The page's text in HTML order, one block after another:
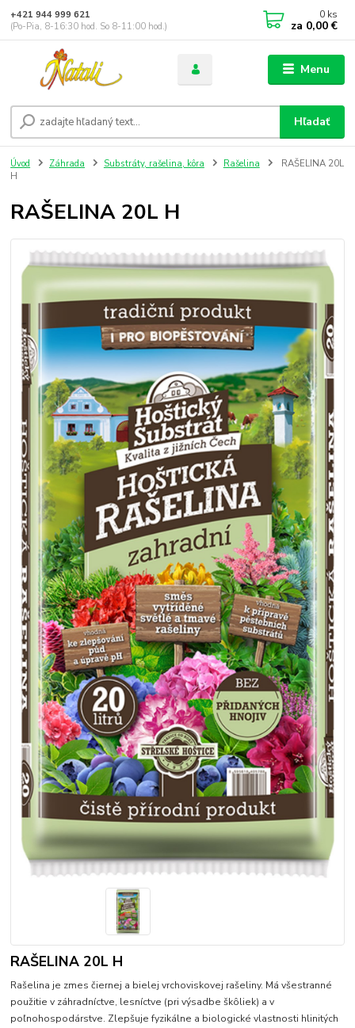
Menu
Hľadať
+421 944 999 621
(Po-Pia, 8-16:30 hod. So 8-11:00 hod.)
0 ks
za 0,00 €
Úvod Záhrada Substráty, rašelina, kôra Rašelina
RAŠELINA 20L
H
RAŠELINA 20L H
RAŠELINA 20L H
Rašelina je zmes čiernej a bielej vrchoviskovej rašeliny. Má všestranné
použitie v záhradníctve, lesníctve (pri výsadbe škôliek) a v
poľnohospodárstve. Zlepšuje fyzikálne a biologické vlastnosti hlinitých